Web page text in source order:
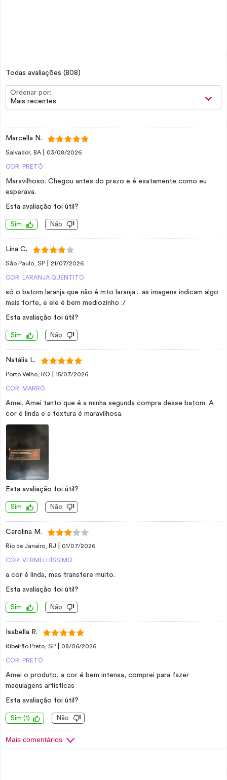
Todas avaliações (808)
Ordenar por:
Mais recentes
Marcella N.
Salvador, BA 03/08/2026
COR: PRETÔ
Maravilhoso. Chegou antes do prazo e é exatamente como eu
esperava.
Esta avaliação foi útil?
Sim Não
Lina C.
São Paulo, SP 21/07/2026
COR: LARANJA QUENTITO
só o batom laranja que não é mto laranja... as imagens indicam algo
mais forte, e ele é bem mediozinho :/
Esta avaliação foi útil?
Sim Não
Natália L.
Porto Velho, RO 15/07/2026
COR: MARRÔ
Amei. Amei tanto que é a minha segunda compra desse batom. A
cor é linda e a textura é maravilhosa.
Esta avaliação foi útil?
Sim Não
Carolina M.
Rio de Janeiro, RJ 01/07/2026
COR: VERMELHÍSSIMO
a cor é linda, mas transfere muito.
Esta avaliação foi útil?
Sim Não
Isabella R.
Ribeirão Preto, SP 08/06/2026
COR: PRETÔ
Amei o produto, a cor é bem intensa, comprei para fazer
maquiagens artisticas
Esta avaliação foi útil?
Sim (1) Não
Mais comentários